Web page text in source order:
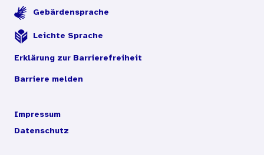
Gebärdensprache
Leichte Sprache
Erklärung zur Barrierefreiheit
Barriere melden
Impressum
Datenschutz